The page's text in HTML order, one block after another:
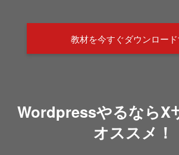
教材を今すぐダウンロー
WordpressやるならX
オススメ！